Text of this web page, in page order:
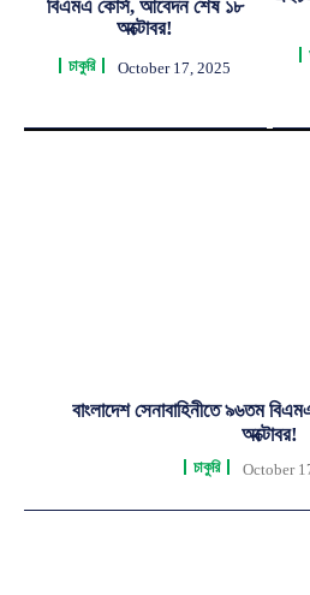
বিএমএ কোর্স, আবেদন শেষ ১৮
অক্টোবর!
চাকুরি October 17, 2025
বাংলাদেশ সেনাবাহিনীতে ৯৬তম
অক্টোবর!
চাকুরি October